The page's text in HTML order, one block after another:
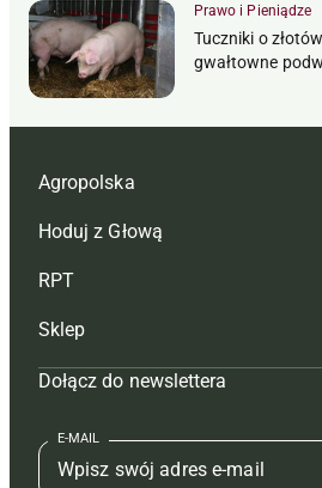
Prawo i Pieniądze
Tuczniki o
gwałtowne
Agropolska
Redakcja
Reklama
Tagi
Mapa serwisu
Kontakt
Regulamin
Hoduj z Głową
Hoduj z głową bydło
Hoduj z głową świnie
Prenumerata
Redakcja
Kontakt
RPT
Redakcja
Prenumerata
Reklama
Kontakt
Sklep
Czasopisma i prenumerata
Książki
Regulamin
Dołącz do newslettera
E-MAIL